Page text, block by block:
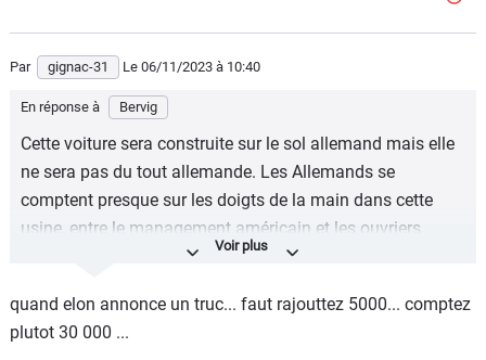
Par gignac-31 Le 06/11/2023 à 10:40
En réponse à Bervig
Cette voiture sera construite sur le sol allemand mais elle
ne sera pas du tout allemande. Les Allemands se
comptent presque sur les doigts de la main dans cette
usine, entre le management américain et les ouvriers
polonais/ukrainiens et les fournitures ne sont pas
Il n’empêche, futur carton en vue!
quand elon annonce un truc... faut rajouttez 5000... comptez
plutot 30 000 ...